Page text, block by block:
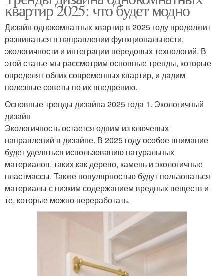
квартир 2025: что будет модно
Дизайн однокомнатных квартир в 2025 году продолжит
развиваться в направлении функциональности,
экологичности и интеграции передовых технологий. В
этой статье мы рассмотрим основные тренды, которые
определят облик современных квартир, и дадим
полезные советы по их внедрению.
Основные тренды дизайна 2025 года 1. Экологичный
дизайн
Экологичность остается одним из ключевых
направлений в дизайне. В 2025 году особое внимание
будет уделяться использованию натуральных
материалов, таких как дерево, камень и экологичные
пластмассы. Также популярностью будут пользоваться
материалы с низким содержанием вредных веществ и
те, которые можно переработать.